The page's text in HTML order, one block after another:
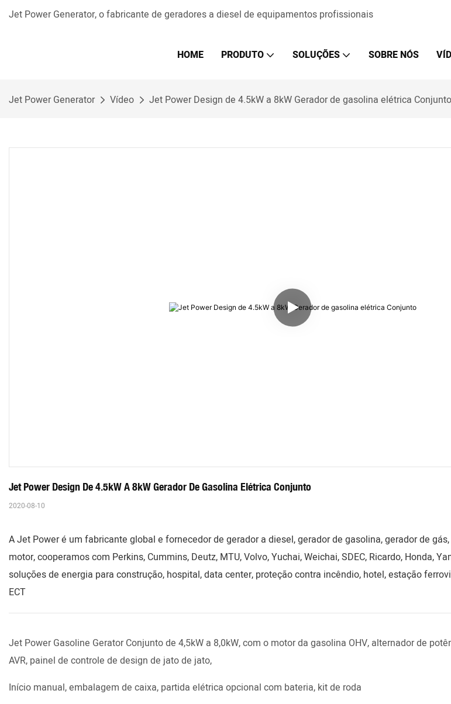
Jet Power Generator, o fabricante de geradores a diesel de equipamentos profissionais
HOME PRODUTO SOLUÇÕES SOBRE NÓS
Jet Power Generator Vídeo Jet Power Design de 4.5kW a 8kW Gerador de gasolina elétrica Conjunto
Jet Power Design De 4.5kW A 8kW Gerador De Gasolina Elétrica Conjunto
2020-08-10
A Jet Power é um fabricante global e fornecedor de gerador a diesel, gerador de gasolina, gerador de
motor, cooperamos com Perkins, Cummins, Deutz, MTU, Volvo, Yuchai, Weichai, SDEC, Ricardo, Honda,
soluções de energia para construção, hospital, data center, proteção contra incêndio, hotel, estação
ECT
Jet Power Gasoline Gerator Conjunto de 4,5kW a 8,0kW, com o motor da gasolina OHV, alternador de
AVR, painel de controle de design de jato de jato,
Início manual, embalagem de caixa, partida elétrica opcional com bateria, kit de roda